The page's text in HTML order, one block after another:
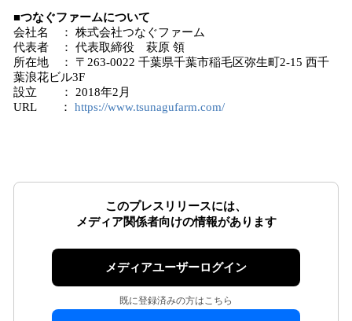
■つなぐファームについて
会社名 ： 株式会社つなぐファーム
代表者 ： 代表取締役 萩原 領
所在地 ： 〒263-0022 千葉県千葉市稲毛区弥生町2-15 西千
葉浪花ビル3F
設立 ： 2018年2月
URL ： https://www.tsunagufarm.com/
このプレスリリースには、
メディア関係者向けの情報があります
メディアユーザーログイン
既に登録済みの方はこちら